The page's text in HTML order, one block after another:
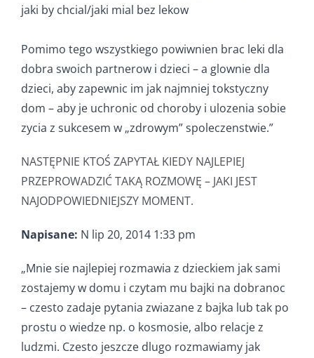
jaki by chcial/jaki mial bez lekow
Pomimo tego wszystkiego powiwnien brac leki dla
dobra swoich partnerow i dzieci – a glownie dla
dzieci, aby zapewnic im jak najmniej tokstyczny
dom – aby je uchronic od choroby i ulozenia sobie
zycia z sukcesem w „zdrowym” spoleczenstwie.”
NASTĘPNIE KTOŚ ZAPYTAŁ KIEDY NAJLEPIEJ
PRZEPROWADZIĆ TAKĄ ROZMOWĘ – JAKI JEST
NAJODPOWIEDNIEJSZY MOMENT.
Napisane: N lip 20, 2014 1:33 pm
„Mnie sie najlepiej rozmawia z dzieckiem jak sami
zostajemy w domu i czytam mu bajki na dobranoc
– czesto zadaje pytania zwiazane z bajka lub tak po
prostu o wiedze np. o kosmosie, albo relacje z
ludzmi. Czesto jeszcze dlugo rozmawiamy jak